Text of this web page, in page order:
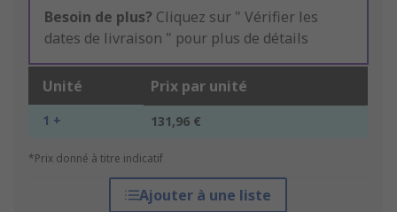
Besoin de plus? Cliquez sur " Vérifier les
dates de livraison " pour plus de détails
Unité Prix par unité
1 + 131,96 €
*Prix donné à titre indicatif
Ajouter à une liste